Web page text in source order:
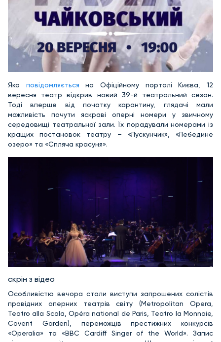
Яко повідомляєтьсяна Офіційному порталі Києва, 12
вересня театр відкрив новий 39-й театральний сезон.
Тоді вперше від початку карантину, глядачі мали
можливість почути яскраві оперні номери у звичному
середовищі театральної зали. Їх порадували номерами із
кращих постановок театру – «Лускунчик», «Лебедине
озеро» та «Спляча красуня».
скрін з відео
Особливістю вечора стали виступи запрошених солістів
провідних оперних театрів світу (Metropolitan Opera,
Teatro alla Scala, Opéra national de Paris, Teatro la Monnaie,
Covent Garden), переможців престижних конкурсів
«Operalia» та «BBC Cardiff Singer of the World». Запис